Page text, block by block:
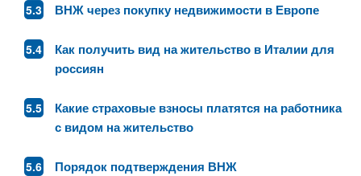
ВНЖ через покупку недвижимости в Европе
Как получить вид на жительство в Италии для
россиян
Какие страховые взносы платятся на работника
с видом на жительство
Порядок подтверждения ВНЖ